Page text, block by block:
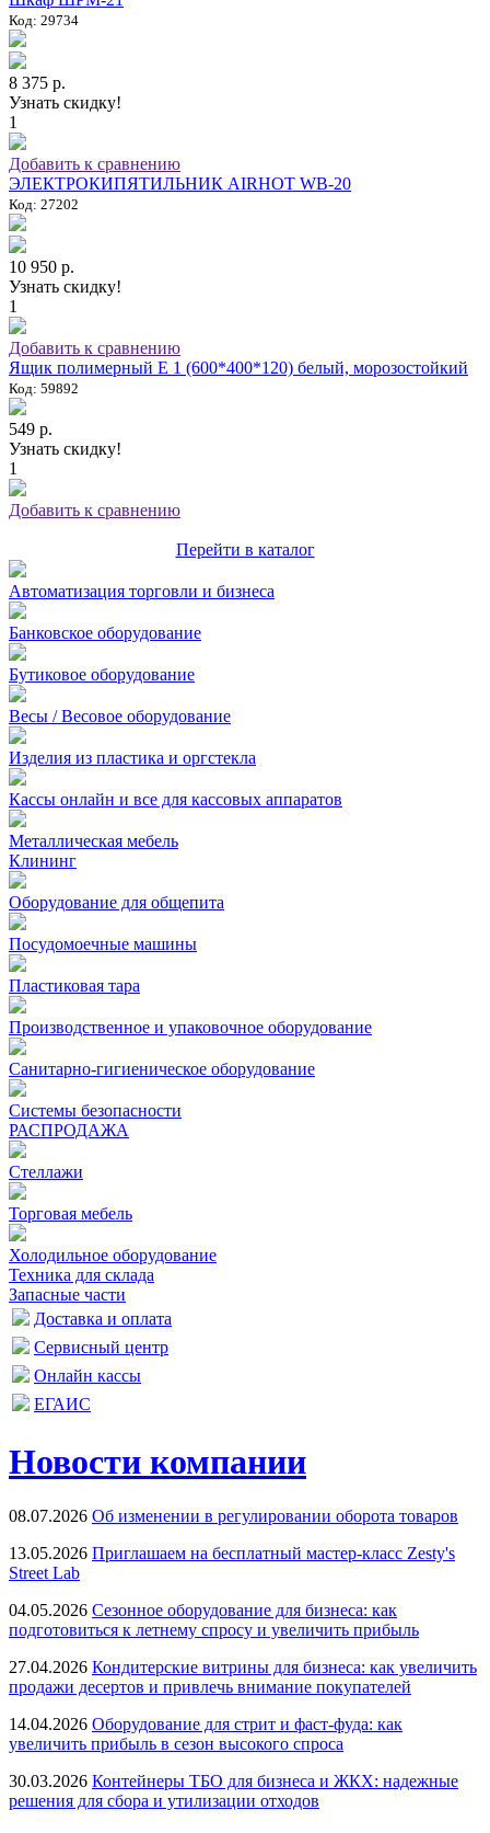
Код: 29734
8 375 р.
Узнать скидку!
1
Добавить к сравнению
ЭЛЕКТРОКИПЯТИЛЬНИК AIRHOT WB-20
Код: 27202
10 950 р.
Узнать скидку!
1
Добавить к сравнению
Ящик полимерный E 1 (600*400*120) белый, морозостойкий
Код: 59892
549 р.
Узнать скидку!
1
Добавить к сравнению
Перейти в каталог
Автоматизация торговли и бизнеса
Банковское оборудование
Бутиковое оборудование
Весы / Весовое оборудование
Изделия из пластика и оргстекла
Кассы онлайн и все для кассовых аппаратов
Металлическая мебель
Клининг
Оборудование для общепита
Посудомоечные машины
Пластиковая тара
Производственное и упаковочное оборудование
Санитарно-гигиеническое оборудование
Системы безопасности
РАСПРОДАЖА
Стеллажи
Торговая мебель
Холодильное оборудование
Техника для склада
Запасные части
Доставка и оплата
Сервисный центр
Онлайн кассы
ЕГАИС
Новости компании
08.07.2026 Об изменении в регулировании оборота товаров
13.05.2026 Приглашаем на бесплатный мастер-класс Zesty's
Street Lab
04.05.2026 Сезонное оборудование для бизнеса: как
подготовиться к летнему спросу и увеличить прибыль
27.04.2026 Кондитерские витрины для бизнеса: как увеличить
продажи десертов и привлечь внимание покупателей
14.04.2026 Оборудование для стрит и фаст-фуда: как
увеличить прибыль в сезон высокого спроса
30.03.2026 Контейнеры ТБО для бизнеса и ЖКХ: надежные
решения для сбора и утилизации отходов